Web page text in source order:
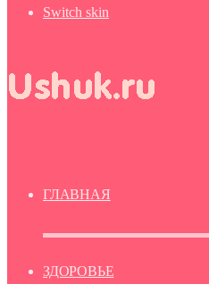
Switch skin
ГЛАВНАЯ
ЗДОРОВЬЕ